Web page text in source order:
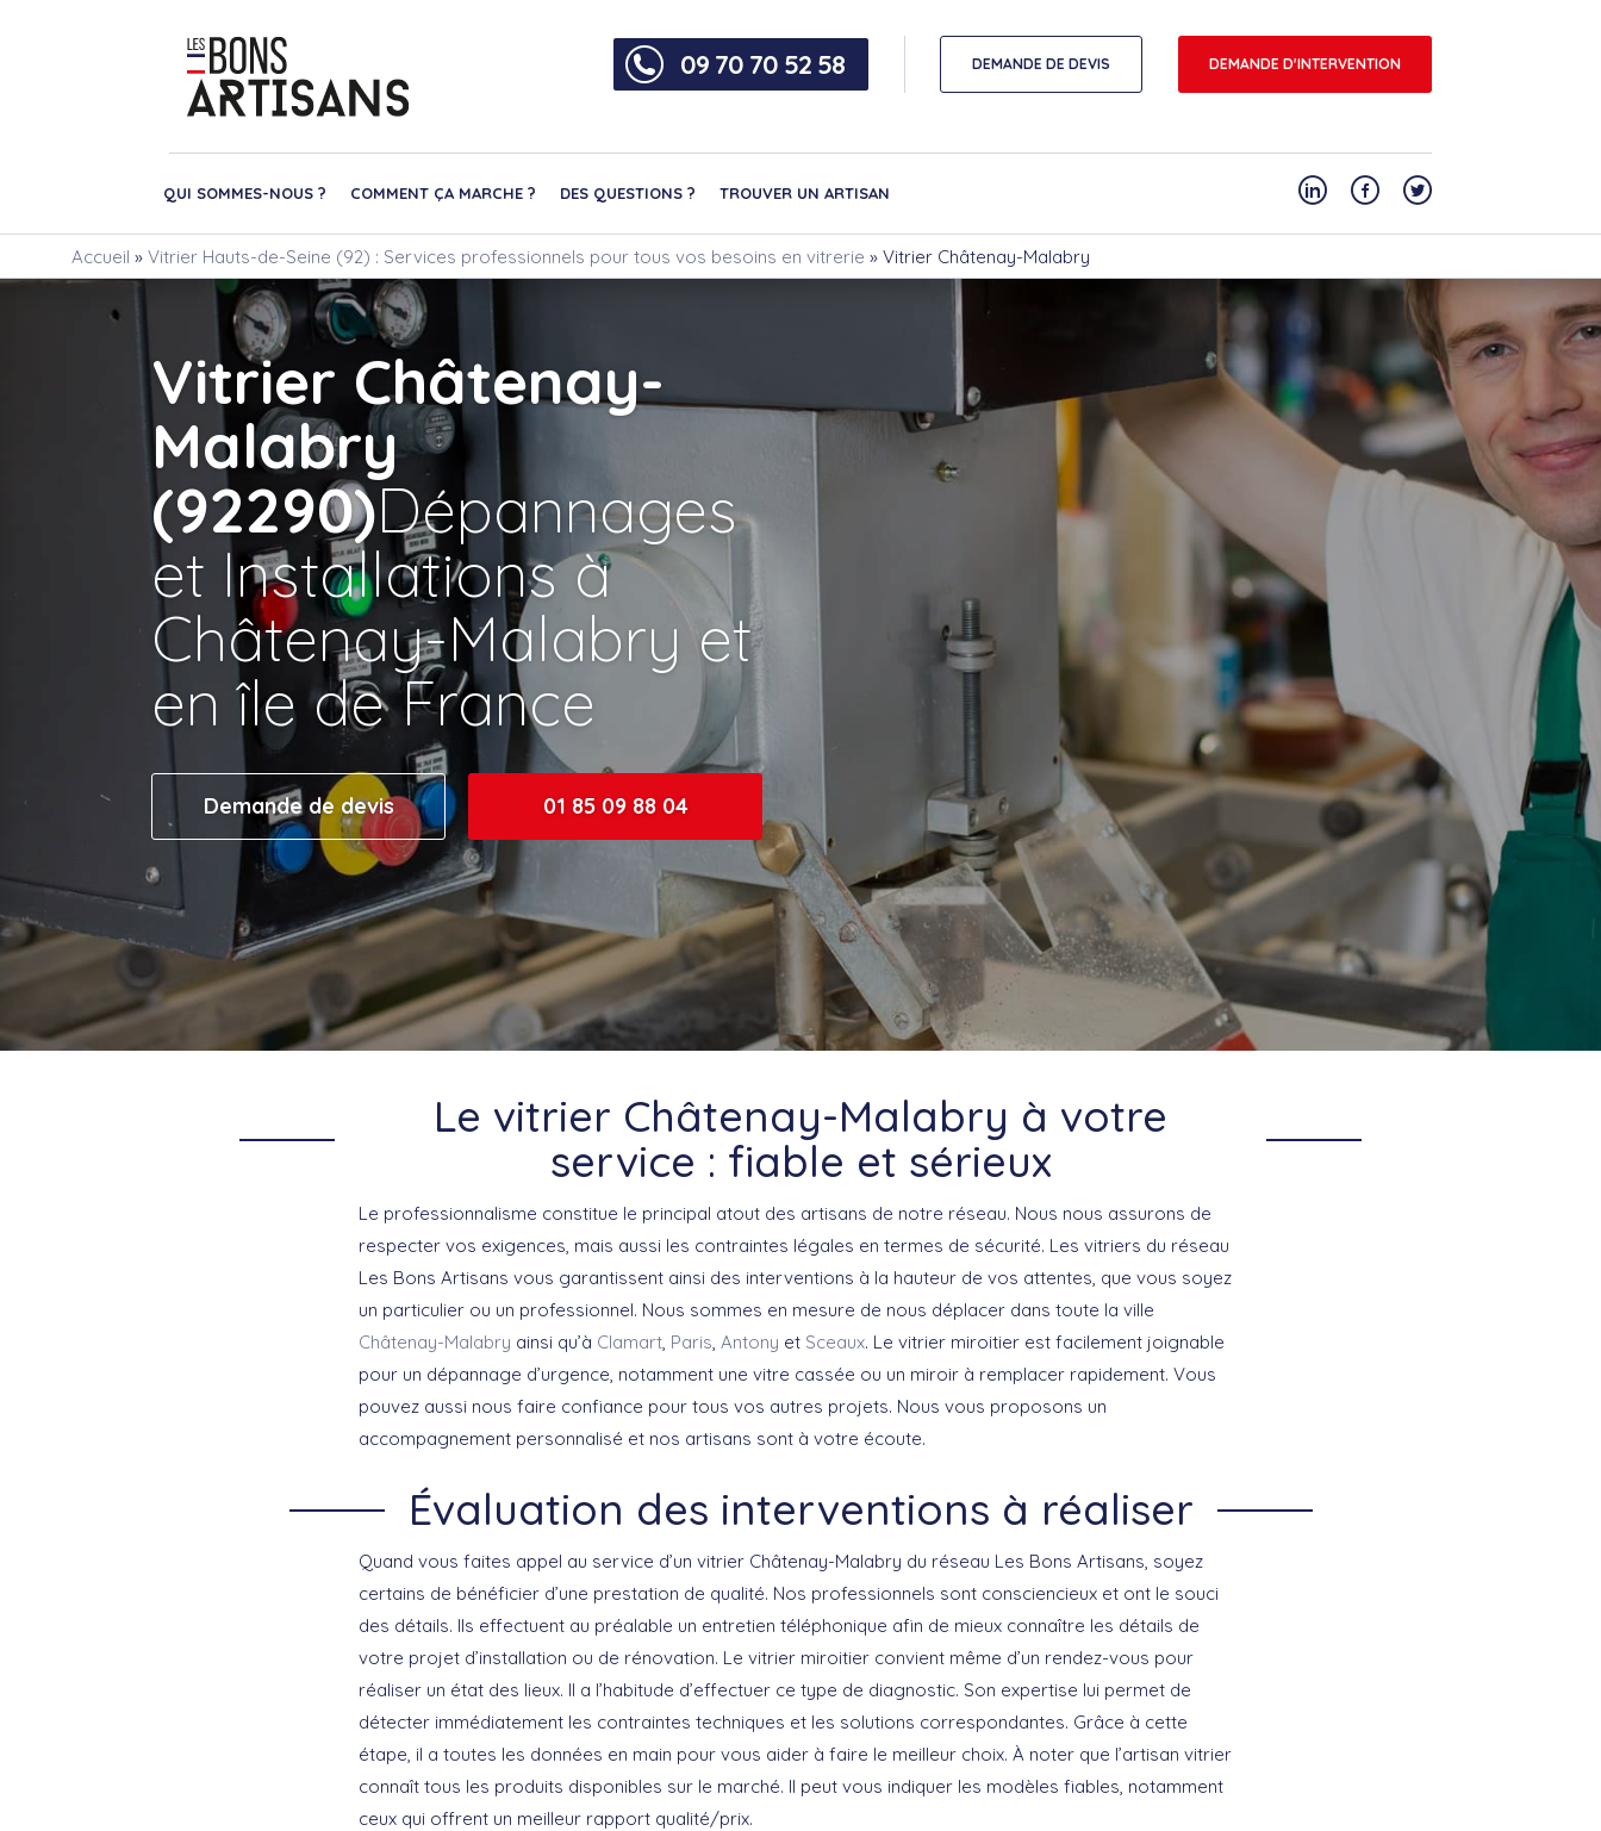
09 70 70 52 58 DEMANDE DE DEVIS DEMANDE D'INTERVENTION
QUI SOMMES-NOUS ? COMMENT ÇA MARCHE ? DES QUESTIONS ? TROUVER UN ARTISAN
Accueil » Vitrier Hauts-de-Seine (92) : Services professionnels pour tous vos besoins en vitrerie » Vitrier Châtenay-Malabry
Vitrier Châtenay-
Malabry
(92290)Dépannages
et Installations à
Châtenay-Malabry et
en île de France
Demande de devis 01 85 09 88 04
Le vitrier Châtenay-Malabry à votre
service : fiable et sérieux
Le professionnalisme constitue le principal atout des artisans de notre réseau. Nous nous assurons de
respecter vos exigences, mais aussi les contraintes légales en termes de sécurité. Les vitriers du réseau
Les Bons Artisans vous garantissent ainsi des interventions à la hauteur de vos attentes, que vous soyez
un particulier ou un professionnel. Nous sommes en mesure de nous déplacer dans toute la ville
Châtenay-Malabry ainsi qu’à Clamart, Paris, Antony et Sceaux. Le vitrier miroitier est facilement joignable
pour un dépannage d’urgence, notamment une vitre cassée ou un miroir à remplacer rapidement. Vous
pouvez aussi nous faire confiance pour tous vos autres projets. Nous vous proposons un
accompagnement personnalisé et nos artisans sont à votre écoute.
Évaluation des interventions à réaliser
Quand vous faites appel au service d’un vitrier Châtenay-Malabry du réseau Les Bons Artisans, soyez
certains de bénéficier d’une prestation de qualité. Nos professionnels sont consciencieux et ont le souci
des détails. Ils effectuent au préalable un entretien téléphonique afin de mieux connaître les détails de
votre projet d’installation ou de rénovation. Le vitrier miroitier convient même d’un rendez-vous pour
réaliser un état des lieux. Il a l’habitude d’effectuer ce type de diagnostic. Son expertise lui permet de
détecter immédiatement les contraintes techniques et les solutions correspondantes. Grâce à cette
étape, il a toutes les données en main pour vous aider à faire le meilleur choix. À noter que l’artisan vitrier
connaît tous les produits disponibles sur le marché. Il peut vous indiquer les modèles fiables, notamment
ceux qui offrent un meilleur rapport qualité/prix.